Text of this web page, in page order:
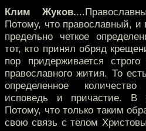
Клим Жуков.
Потому, что православный,
предельно четкое
тот, кто принял обряд
пор придерживается
православного жития. То
определенное
исповедь и причастие. В
Потому, что только таким
свою связь с телом